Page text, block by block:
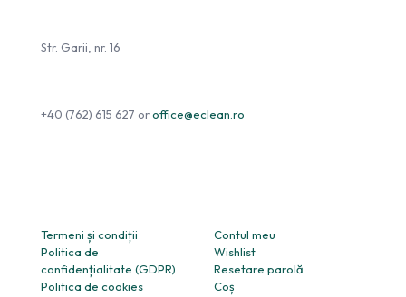
Str. Garii, nr. 16
+40 (762) 615 627 oroffice@eclean.ro
Termeni și condiții
Politica de
confidențialitate (GDPR)
Politica de cookies
Contul meu
Wishlist
Resetare parolă
Coș